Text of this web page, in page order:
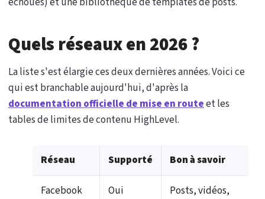
Quels réseaux en 2026 ?
La liste s'est élargie ces deux dernières années. Voici ce
qui est branchable aujourd'hui, d'après la
documentation officielle de mise en routeet les
tables de limites de contenu HighLevel.
Réseau Supporté Bon à savoir
Facebook
Oui
Posts, vidéos,